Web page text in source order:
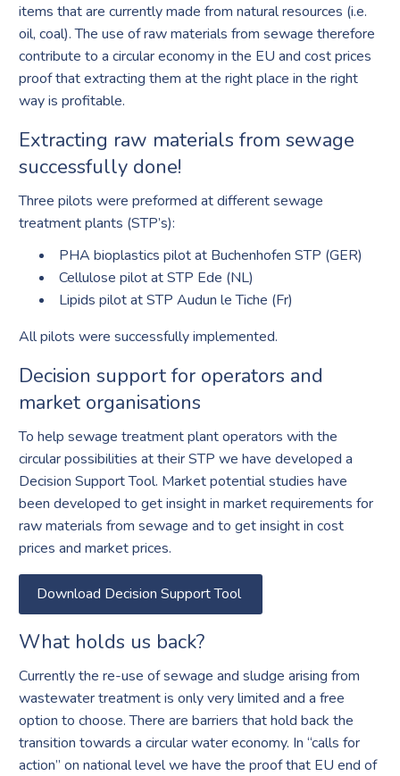
items that are currently made from natural resources (i.e.
oil, coal). The use of raw materials from sewage therefore
contribute to a circular economy in the EU and cost prices
proof that extracting them at the right place in the right
way is profitable.
Extracting raw materials from sewage
successfully done!
Three pilots were preformed at different sewage
treatment plants (STP’s):
PHA bioplastics pilot at Buchenhofen STP (GER)
Cellulose pilot at STP Ede (NL)
Lipids pilot at STP Audun le Tiche (Fr)
All pilots were successfully implemented.
Decision support for operators and
market organisations
To help sewage treatment plant operators with the
circular possibilities at their STP we have developed a
Decision Support Tool. Market potential studies have
been developed to get insight in market requirements for
raw materials from sewage and to get insight in cost
prices and market prices.
Download Decision Support Tool
What holds us back?
Currently the re-use of sewage and sludge arising from
wastewater treatment is only very limited and a free
option to choose. There are barriers that hold back the
transition towards a circular water economy. In “calls for
action” on national level we have the proof that EU end of